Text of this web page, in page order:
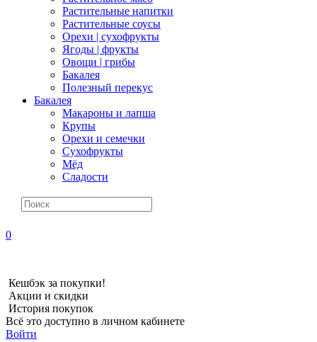
Растительные напитки
Растительные соусы
Орехи | сухофрукты
Ягоды | фрукты
Овощи | грибы
Бакалея
Полезный перекус
Бакалея
Макароны и лапша
Крупы
Орехи и семечки
Сухофрукты
Мёд
Сладости
0
Кешбэк за покупки!
Акции и скидки
История покупок
Всё это доступно в личном кабинете
Войти